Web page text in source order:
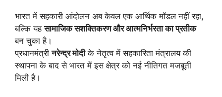
भारत में सहकारी आंदोलन अब केवल एक आर्थिक मॉडल नहीं रहा,
बल्कि यहसामाजिक सशक्तिकरण और आत्मनिर्भरता का प्रतीक
बन चुका है।
प्रधानमंत्रीनरेन्द्र मोदीके नेतृत्व में सहकारिता मंत्रालय की
स्थापना के बाद से भारत में इस क्षेत्र को नई नीतिगत मजबूती
मिली है।